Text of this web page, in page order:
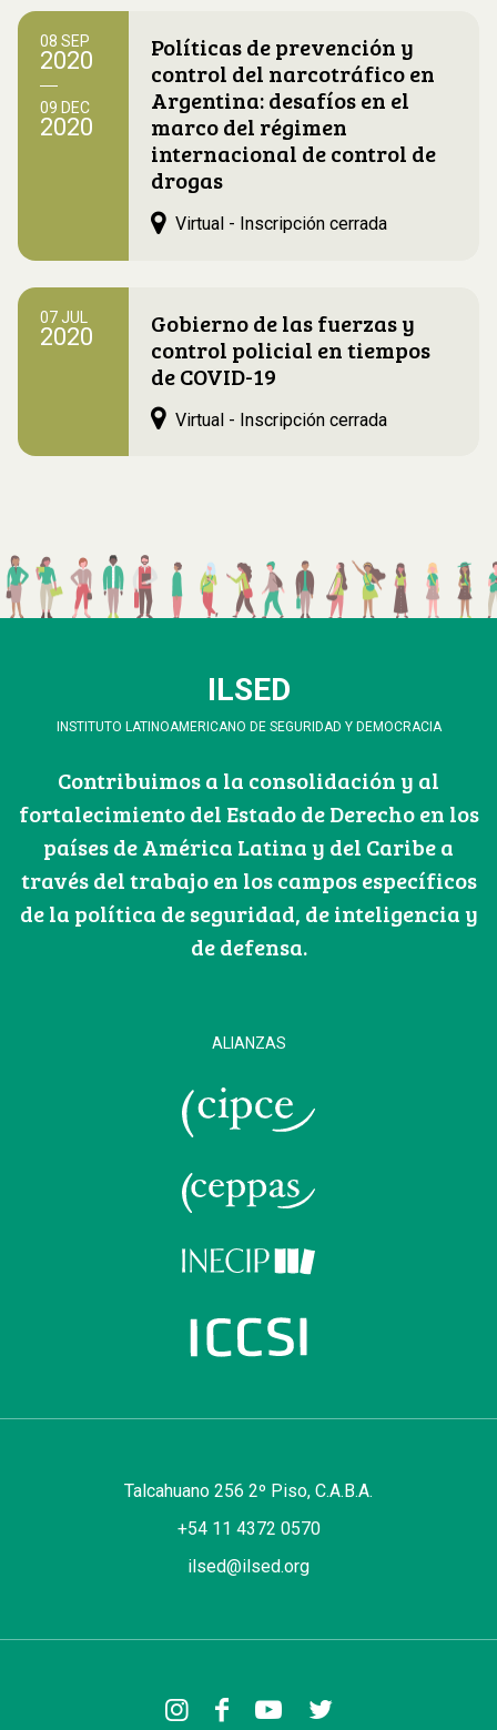
08 SEP
2020
09 DEC
2020
Políticas de prevención y
control del narcotráfico en
Argentina: desafíos en el
marco del régimen
internacional de control de
drogas
Virtual - Inscripción cerrada
07 JUL
2020
Gobierno de las fuerzas y
control policial en tiempos
de COVID-19
Virtual - Inscripción cerrada
ILSED
INSTITUTO LATINOAMERICANO DE SEGURIDAD Y DEMOCRACIA
Contribuimos a la consolidación y al
fortalecimiento del Estado de Derecho en los
países de América Latina y del Caribe a
través del trabajo en los campos específicos
de la política de seguridad, de inteligencia y
de defensa.
ALIANZAS
Talcahuano 256 2º Piso, C.A.B.A.
+54 11 4372 0570
ilsed@ilsed.org